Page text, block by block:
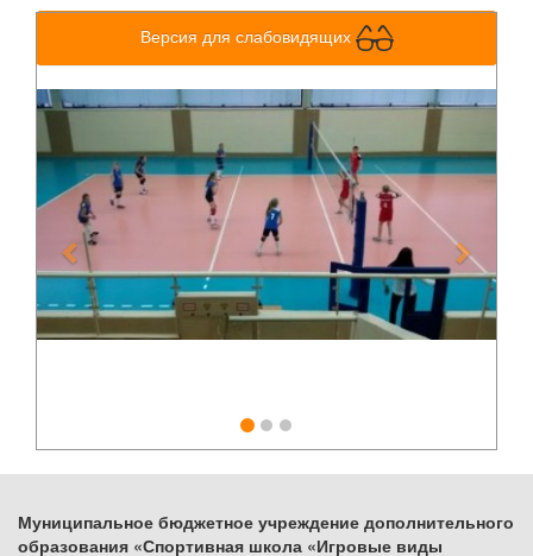
Версия для слабовидящих
Previous Next
Муниципальное бюджетное учреждение дополнительного
образования «Спортивная школа «Игровые виды